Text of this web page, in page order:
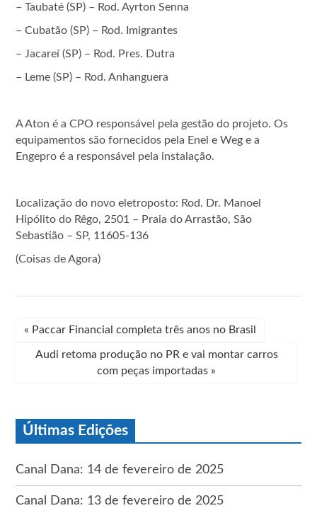
– Taubaté (SP) – Rod. Ayrton Senna
– Cubatão (SP) – Rod. Imigrantes
– Jacareí (SP) – Rod. Pres. Dutra
– Leme (SP) – Rod. Anhanguera
A Aton é a CPO responsável pela gestão do projeto. Os
equipamentos são fornecidos pela Enel e Weg e a
Engepro é a responsável pela instalação.
Localização do novo eletroposto: Rod. Dr. Manoel
Hipólito do Rêgo, 2501 – Praia do Arrastão, São
Sebastião – SP, 11605-136
(Coisas de Agora)
« Paccar Financial completa três anos no Brasil
Audi retoma produção no PR e vai montar carros
com peças importadas »
Últimas Edições
Canal Dana: 14 de fevereiro de 2025
Canal Dana: 13 de fevereiro de 2025